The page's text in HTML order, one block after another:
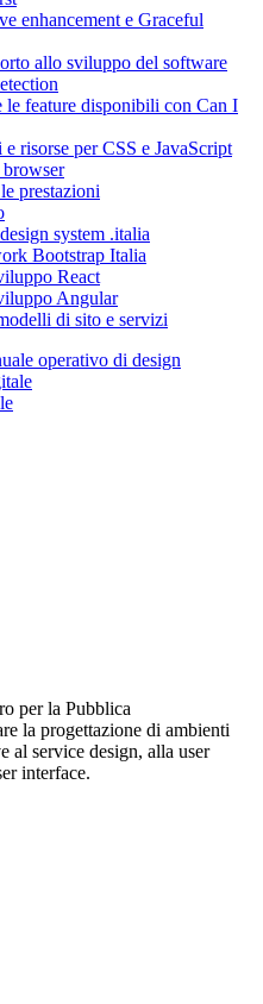
enhancement e Graceful
allo sviluppo del software
le feature disponibili con Can I
risorse per CSS e JavaScript
prestazioni
system .italia
Bootstrap Italia
React
Angular
di sito e servizi
operativo di design
per la Pubblica
la progettazione di ambienti
al service design, alla user
interface.